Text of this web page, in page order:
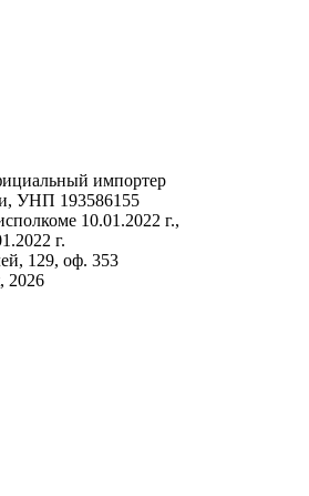
импортер
УНП 193586155
10.01.2022 г.,
г.
129, оф. 353
2026